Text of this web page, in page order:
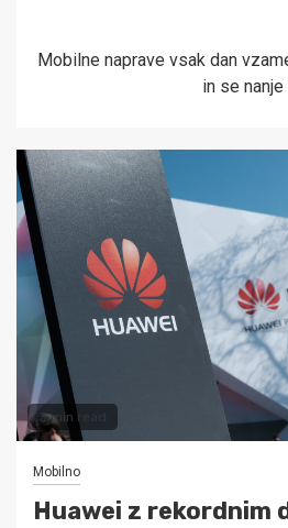
Mobilne naprave vsak dan
in se
3 min read
Mobilno
Huawei z rekordnim